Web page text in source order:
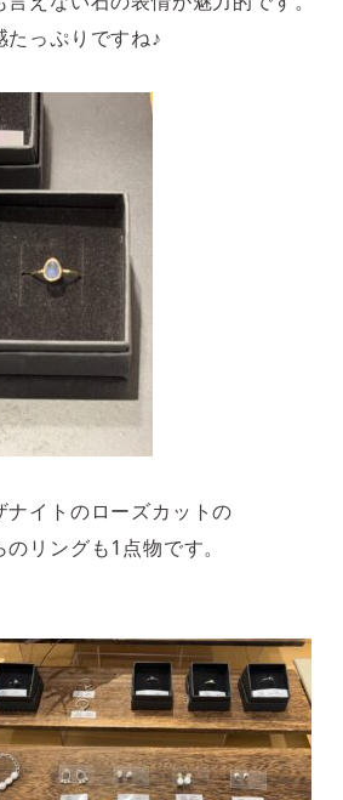
たっぷりですね♪
ナイトのローズカットの
のリングも1点物です。